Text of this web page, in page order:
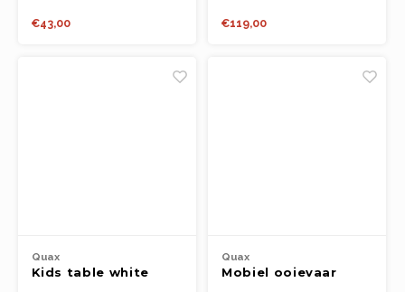
€43,00 €119,00
Quax
Kids table white
Quax
Mobiel ooievaar